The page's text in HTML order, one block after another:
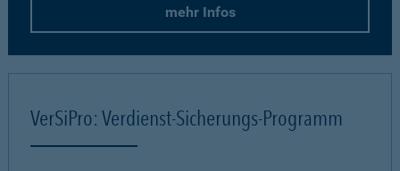
mehr Infos
VerSiPro: Verdienst-Sicherungs-Programm